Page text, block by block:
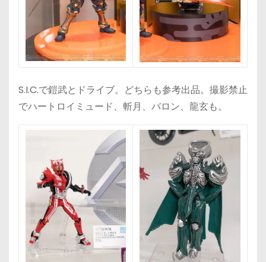
S.I.C.で鎧武とドライブ。どちらも参考出品。撮影禁止
でハートロイミュード、斬月、バロン、龍玄も。